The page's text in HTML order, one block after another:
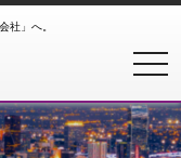
社」へ。